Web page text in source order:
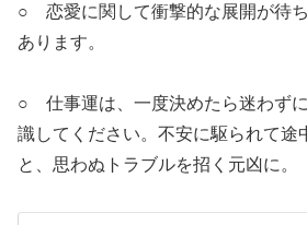
○ 恋愛に関して衝撃的な展開が待
あります。
○ 仕事運は、一度決めたら迷わず
識してください。不安に駆られて途
と、思わぬトラブルを招く元凶に。